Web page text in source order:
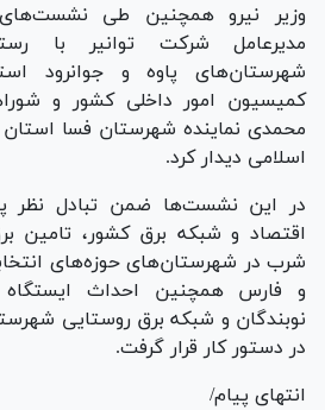
وزیر نیرو همچنین طی
مدیرعامل شرکت توانیر با
شهرستان‌های پاوه و جوانرود
کمیسیون امور داخلی کشور و
محمدی نماینده شهرستان فسا
اسلامی دیدار کرد.
در این نشست‌ها ضمن تبادل نظر
اقتصاد و شبکه برق کشور، تامین
شرب در شهرستان‌های حوزه‌های
نوبندگان و شبکه برق روستایی
در دستور کار قرار گرفت.
انتهای پیام/